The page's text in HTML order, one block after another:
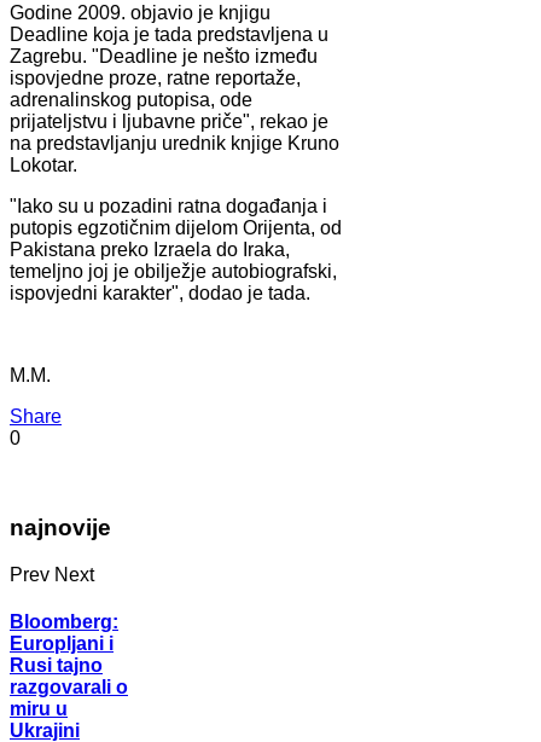
Godine 2009. objavio je knjigu
Deadline koja je tada predstavljena u
Zagrebu. "Deadline je nešto između
ispovjedne proze, ratne reportaže,
adrenalinskog putopisa, ode
prijateljstvu i ljubavne priče", rekao je
na predstavljanju urednik knjige Kruno
Lokotar.
"Iako su u pozadini ratna događanja i
putopis egzotičnim dijelom Orijenta, od
Pakistana preko Izraela do Iraka,
temeljno joj je obilježje autobiografski,
ispovjedni karakter", dodao je tada.
M.M.
Share
0
najnovije
Prev Next
Bloomberg:
Europljani i
Rusi tajno
razgovarali o
miru u
Ukrajini